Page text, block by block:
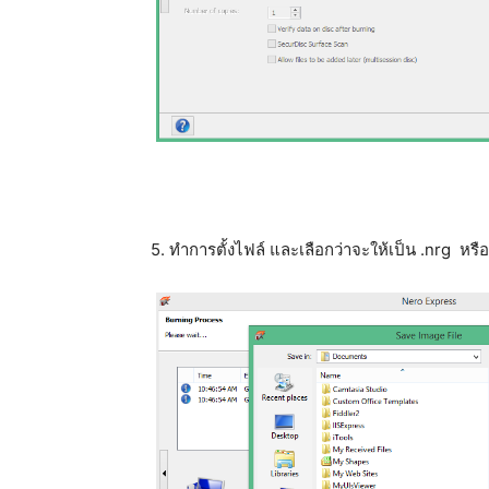
5. ทำการตั้งไฟล์ และเลือกว่าจะให้เป็น .nrg หรื